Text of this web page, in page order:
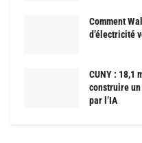
Comment
d’électricité
CUNY : 18,1
construire
par l’IA